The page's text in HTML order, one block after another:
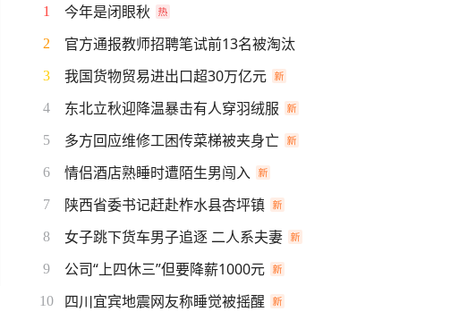
1 今年是闭眼秋
2 官方通报教师招聘笔试前13名被淘汰
3 我国货物贸易进出口超30万亿元
4 东北立秋迎降温暴击有人穿羽绒服
5 多方回应维修工困传菜梯被夹身亡
6 情侣酒店熟睡时遭陌生男闯入
7 陕西省委书记赶赴柞水县杏坪镇
8 女子跳下货车男子追逐 二人系夫妻
9 公司“上四休三”但要降薪1000元
10 四川宜宾地震网友称睡觉被摇醒